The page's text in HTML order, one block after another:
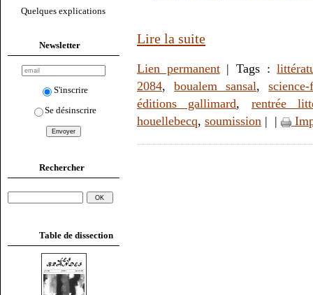
Quelques explications
Newsletter
S'inscrire
Se désinscrire
Rechercher
Table de dissection
Lire la suite
Lien permanent| Tags :
2084,boualem sansal,
éditions gallimard, rentrée
houellebecq, soumission | |